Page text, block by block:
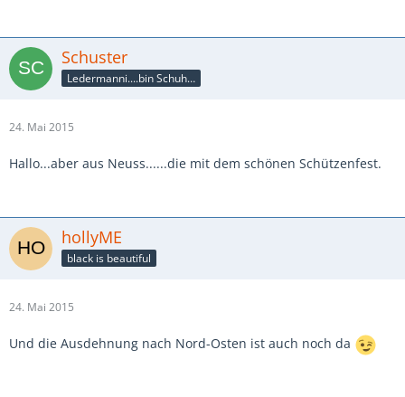
Schuster
Ledermanni....bin Schuhmacher
24. Mai 2015
Hallo...aber aus Neuss......die mit dem schönen Schützenfest.
hollyME
black is beautiful
24. Mai 2015
Und die Ausdehnung nach Nord-Osten ist auch noch da